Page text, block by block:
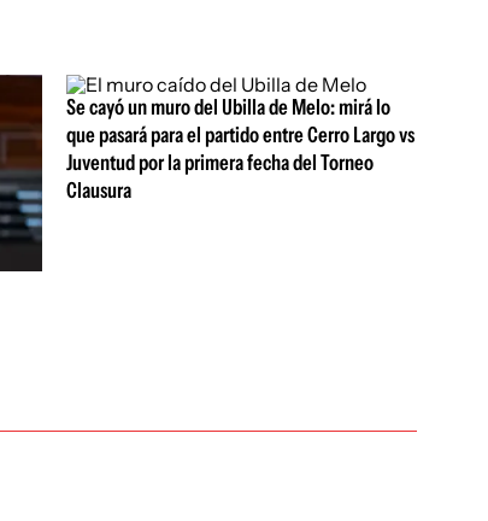
Se cayó un muro del Ubilla de Melo: mirá lo
que pasará para el partido entre Cerro Largo vs
Juventud por la primera fecha del Torneo
Clausura